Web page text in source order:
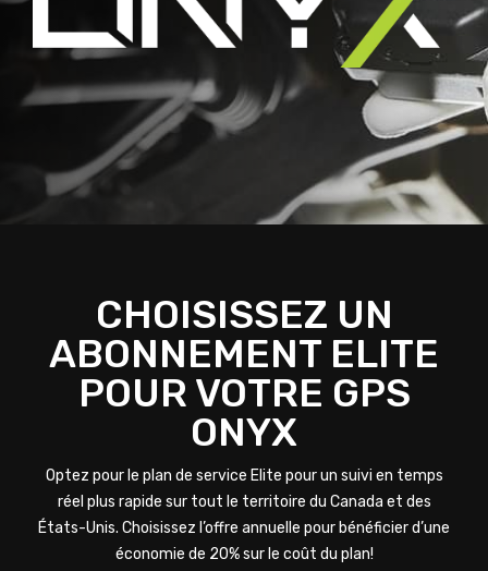
CHOISISSEZ UN
ABONNEMENT ELITE
POUR VOTRE GPS
ONYX
Optez pour le plan de service Elite pour un suivi en temps
réel plus rapide sur tout le territoire du Canada et des
États-Unis. Choisissez l’offre annuelle pour bénéficier d’une
économie de 20% sur le coût du plan!